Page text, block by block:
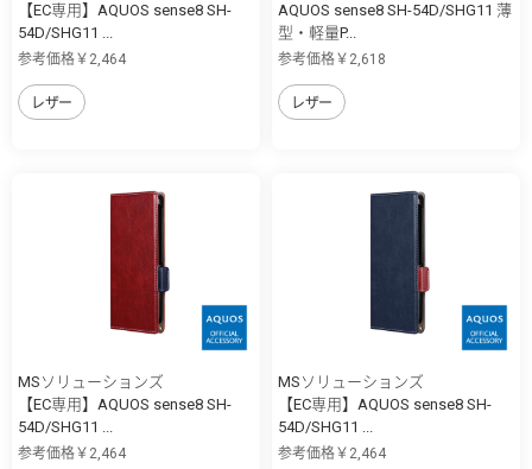
【EC専用】AQUOS sense8 SH-
54D/SHG11 ...
参考価格￥2,464
レザー
AQUOS sense8 SH-54D/SHG11 薄
型・軽量P...
参考価格￥2,618
レザー
MSソリューションズ
【EC専用】AQUOS sense8 SH-
54D/SHG11 ...
参考価格￥2,464
MSソリューションズ
【EC専用】AQUOS sense8 SH-
54D/SHG11 ...
参考価格￥2,464